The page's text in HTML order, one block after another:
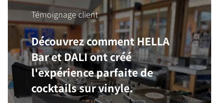
Témoignage client
Découvrez comment HELLA
Bar et DALI ont créé
l'expérience parfaite de
cocktails sur vinyle.